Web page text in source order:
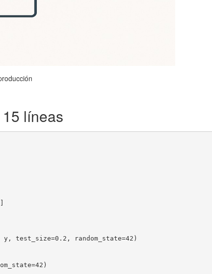
líneas
random_state=42)